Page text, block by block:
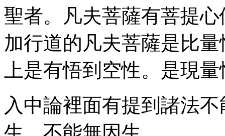
聖者。凡夫菩薩有菩提
加行道的凡夫菩薩是比
上是有悟到空性。是現
入中論裡面有提到諸法